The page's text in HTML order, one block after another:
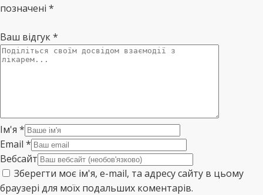
позначені *
Ваш відгук*
Ім'я *
Email *
Вебсайт
Зберегти моє ім'я, e-mail, та адресу сайту в цьому
браузері для моїх подальших коментарів.